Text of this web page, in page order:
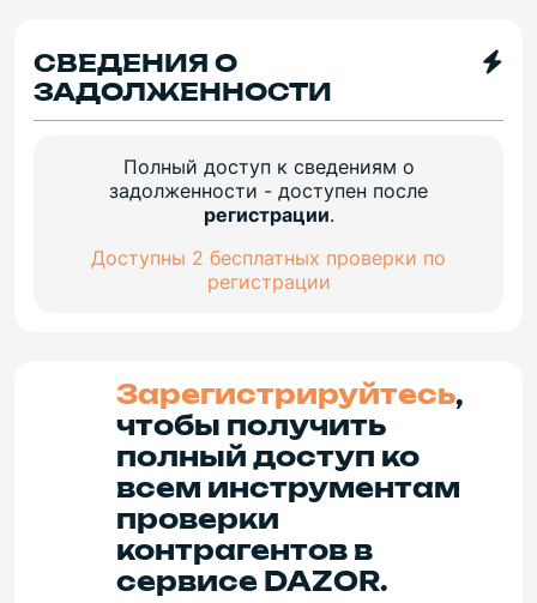
СВЕДЕНИЯ О
ЗАДОЛЖЕННОСТИ
Полный доступ к сведениям о
задолженности - доступен после
регистрации.
Доступны 2 бесплатных проверки по
регистрации
Зарегистрируйтесь,
чтобы получить
полный доступ ко
всем инструментам
проверки
контрагентов в
сервисе DAZOR.